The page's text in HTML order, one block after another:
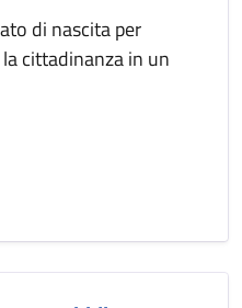
di nascita per
cittadinanza in un